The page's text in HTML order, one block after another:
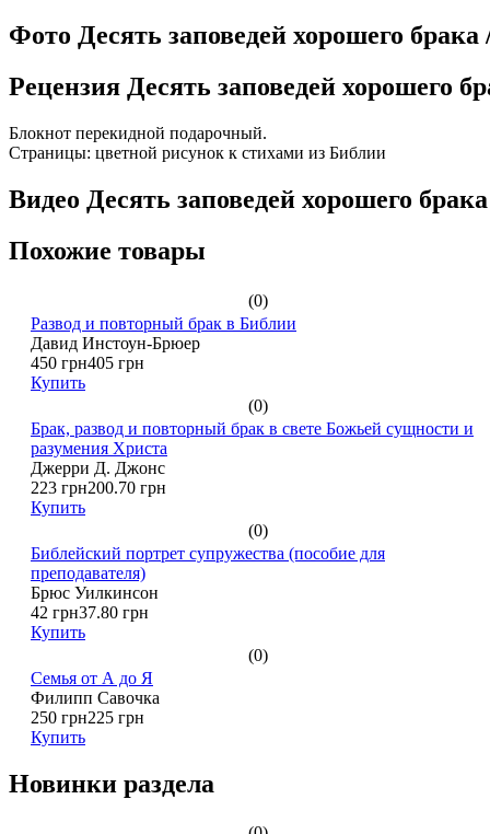
Фото Десять заповедей хорошего
Рецензия Десять заповедей хорошего
Блокнот перекидной подарочный.
Страницы: цветной рисунок к стихами из Библии
Видео Десять заповедей хорошего
Похожие товары
(0)
Развод и повторный брак в Библии
Давид Инстоун-Брюер
450 грн405 грн
Купить
(0)
Брак, развод и повторный брак в свете Божьей сущности и
разумения Христа
Джерри Д. Джонс
223 грн200.70 грн
Купить
(0)
Библейский портрет супружества (пособие для
преподавателя)
Брюс Уилкинсон
42 грн37.80 грн
Купить
(0)
Семья от А до Я
Филипп Савочка
250 грн225 грн
Купить
Новинки раздела